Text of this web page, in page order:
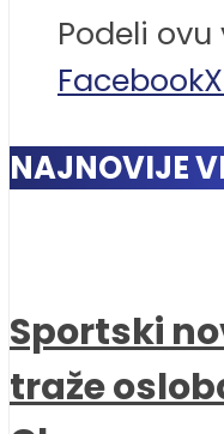
Podeli ovu
FacebookX
NAJNOVIJE
Sportski
traže